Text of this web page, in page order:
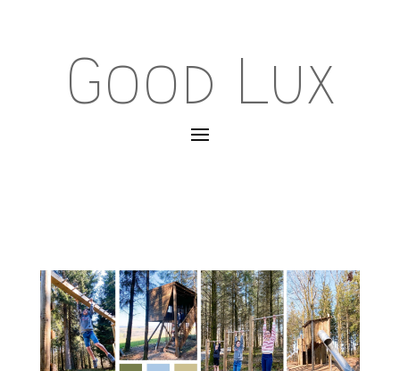
Good Lux